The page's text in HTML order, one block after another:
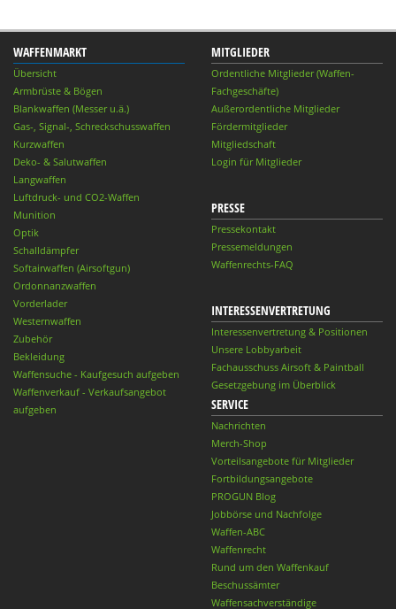
WAFFENMARKT
Übersicht
Armbrüste & Bögen
Blankwaffen (Messer u.ä.)
Gas-, Signal-, Schreckschusswaffen
Kurzwaffen
Deko- & Salutwaffen
Langwaffen
Luftdruck- und CO2-Waffen
Munition
Optik
Schalldämpfer
Softairwaffen (Airsoftgun)
Ordonnanzwaffen
Vorderlader
Westernwaffen
Zubehör
Bekleidung
Waffensuche - Kaufgesuch aufgeben
Waffenverkauf - Verkaufsangebot
aufgeben
MITGLIEDER
Ordentliche Mitglieder (Waffen-
Fachgeschäfte)
Außerordentliche Mitglieder
Fördermitglieder
Mitgliedschaft
Login für Mitglieder
PRESSE
Pressekontakt
Pressemeldungen
Waffenrechts-FAQ
INTERESSENVERTRETUNG
Interessenvertretung & Positionen
Unsere Lobbyarbeit
Fachausschuss Airsoft & Paintball
Gesetzgebung im Überblick
SERVICE
Nachrichten
Merch-Shop
Vorteilsangebote für Mitglieder
Fortbildungsangebote
PROGUN Blog
Jobbörse und Nachfolge
Waffen-ABC
Waffenrecht
Rund um den Waffenkauf
Beschussämter
Waffensachverständige